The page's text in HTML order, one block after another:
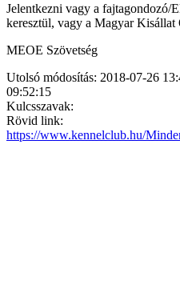
Jelentkezni vagy a fajtagondozó/
keresztül, vagy a Magyar
MEOE Szövetség
Utolsó módosítás: 2018-07-26
09:52:15
Kulcsszavak:
Rövid link:
https://www.kennelclub.hu/